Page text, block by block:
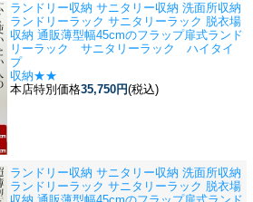
ランドリー収納 サニタリー収納 洗面所収納
ランドリーラック サニタリーラック 脱衣場
収納 通販薄型幅45cmのフラップ扉式ランド
リーラック サニタリーラック ハイタイ
プ
収納★★
本店特別価格35,750円(税込)
ランドリー収納 サニタリー収納 洗面所収納
ランドリーラック サニタリーラック 脱衣場